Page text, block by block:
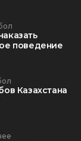
поведение
Казахстана